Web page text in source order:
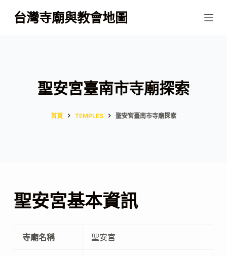
跳
至
台灣寺廟與教會地圖
聖安宮臺南市寺廟探索
首頁 TEMPLES 聖安宮臺南市寺廟探索
聖安宮基本資訊
寺廟名稱 聖安宮